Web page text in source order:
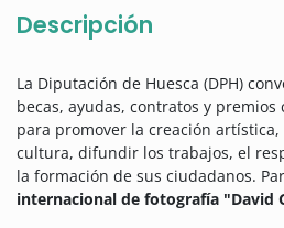
Descripción
La Diputación de Huesca (DPH)
becas, ayudas, contratos y premios
para promover la creación
cultura, difundir los trabajos, el
la formación de sus ciudadanos.
internacional de fotografía "David